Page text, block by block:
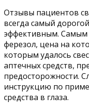
Отзывы пациентов
всегда самый
эффективным. Самым
ферезол, цена на
которым удалось
аптечных средств,
предосторожности.
инструкцию по
средства в глаза.